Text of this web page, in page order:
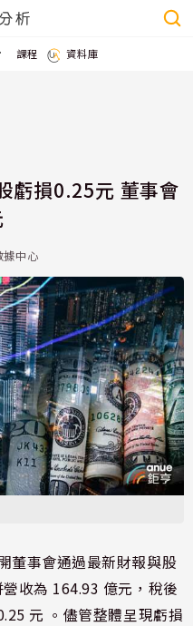
課程 資料庫
虧損0.25元 董事會
中心
董事會通過最新財報與股
收為 164.93 億元，稅後
元 。儘管整體呈現虧損